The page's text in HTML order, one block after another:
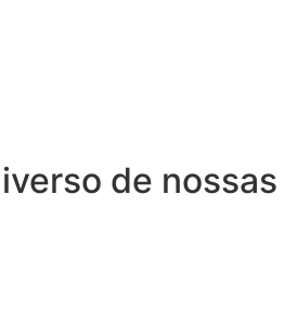
de nossas